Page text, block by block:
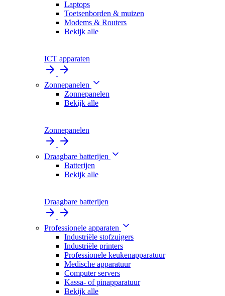
Laptops
Toetsenborden & muizen
Modems & Routers
Bekijk alle
ICT apparaten
Zonnepanelen
Zonnepanelen
Bekijk alle
Zonnepanelen
Draagbare batterijen
Batterijen
Bekijk alle
Draagbare batterijen
Professionele apparaten
Industriële stofzuigers
Industriële printers
Professionele keukenapparatuur
Medische apparatuur
Computer servers
Kassa- of pinapparatuur
Bekijk alle